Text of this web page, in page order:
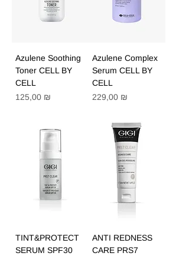
Azulene Soothing
Toner CELL BY
CELL
Цена
125,00 ₪
Azulene Complex
Serum CELL BY
CELL
Цена
229,00 ₪
TINT&PROTECT
SERUM SPF30
ANTI REDNESS
CARE PRS7